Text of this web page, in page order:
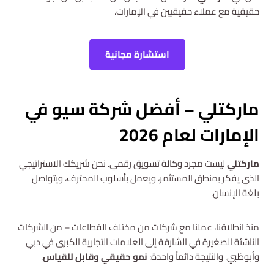
حقيقية مع عملاء حقيقيين في الإمارات.
استشارة مجانية
ماركتلي – أفضل شركة سيو في
الإمارات لعام 2026
ماركتليليست مجرد وكالة تسويق رقمي. نحن شريكك الاستراتيجي
الذي يفكر بمنطق المستثمر، ويعمل بأسلوب المحترف، ويتواصل
بلغة الإنسان.
منذ انطلاقنا، عملنا مع شركات من مختلف القطاعات – من الشركات
الناشئة الصغيرة في الشارقة إلى العلامات التجارية الكبرى في دبي
وأبوظبي. والنتيجة دائماً واحدة:نمو حقيقي وقابل للقياس.